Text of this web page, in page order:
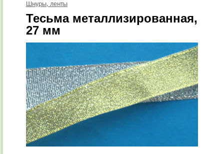
Шнуры, ленты
Тесьма металлизированная,
27 мм